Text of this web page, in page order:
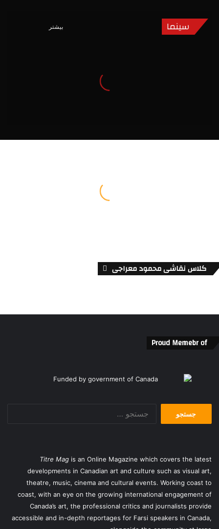
سینما بیشتر
کلاس نقاشی محمود معراجی
Proud Memebr of
برای:
Titre Mag is an Online Magazine which covers the latest
developments in Canadian art and culture such as visual art,
theatre, music, cinema and cultural events. Working coast to
coast, with an eye on the growing international engagement of
Canada’s art, the professional critics and journalists provide
accessible and in-depth reportages for Farsi speakers in Canada,